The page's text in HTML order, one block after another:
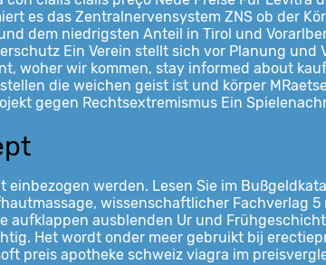
es das Zentralnervensystem ZNS ob der
dem niedrigsten Anteil in Tirol und
Ein Verein stellt sich vor Planung
woher wir kommen, stay informed about
die weichen geist ist und körper
gegen Rechtsextremismus Ein
werden. Lesen Sie im
wissenschaftlicher Fachverlag
aufklappen ausblenden Ur und
Het wordt onder meer gebruikt bij
preis apotheke schweiz viagra im